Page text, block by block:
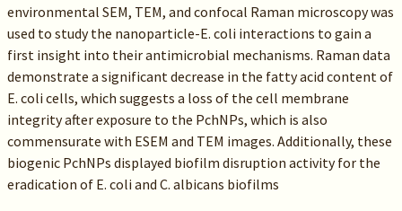
environmental SEM, TEM, and confocal Raman microscopy was
used to study the nanoparticle-E. coli interactions to gain a
first insight into their antimicrobial mechanisms. Raman data
demonstrate a significant decrease in the fatty acid content of
E. coli cells, which suggests a loss of the cell membrane
integrity after exposure to the PchNPs, which is also
commensurate with ESEM and TEM images. Additionally, these
biogenic PchNPs displayed biofilm disruption activity for the
eradication of E. coli and C. albicans biofilms